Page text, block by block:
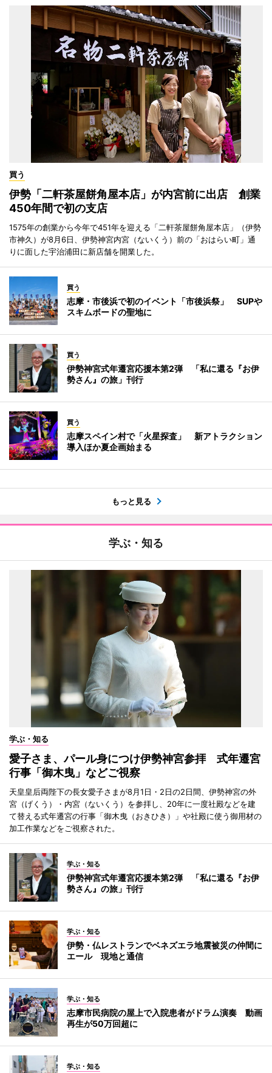
買う
伊勢「二軒茶屋餅角屋本店」が内宮前に出店 創業
450年間で初の支店
1575年の創業から今年で451年を迎える「二軒茶屋餅角屋本店」（伊勢
市神久）が8月6日、伊勢神宮内宮（ないくう）前の「おはらい町」通
りに面した宇治浦田に新店舗を開業した。
買う
志摩・市後浜で初のイベント「市後浜祭」 SUPや
スキムボードの聖地に
買う
伊勢神宮式年遷宮応援本第2弾 「私に還る『お伊
勢さん』の旅」刊行
買う
志摩スペイン村で「火星探査」 新アトラクション
導入ほか夏企画始まる
もっと見る
学ぶ・知る
学ぶ・知る
愛子さま、パール身につけ伊勢神宮参拝 式年遷宮
行事「御木曳」などご視察
天皇皇后両陛下の長女愛子さまが8月1日・2日の2日間、伊勢神宮の外
宮（げくう）・内宮（ないくう）を参拝し、20年に一度社殿などを建
て替える式年遷宮の行事「御木曳（おきひき）」や社殿に使う御用材の
加工作業などをご視察された。
学ぶ・知る
伊勢神宮式年遷宮応援本第2弾 「私に還る『お伊
勢さん』の旅」刊行
学ぶ・知る
伊勢・仏レストランでベネズエラ地震被災の仲間に
エール 現地と通信
学ぶ・知る
志摩市民病院の屋上で入院患者がドラム演奏 動画
再生が50万回超に
学ぶ・知る